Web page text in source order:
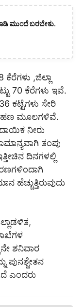
ಮುಂದೆ ಬರಬೇಕು.
,ಜಿಲ್ಲಾ
70 ಕೆರೆಗಳು ಇವೆ.
ಕಟ್ಟೆಗಳು ಸೇರಿ
ಮೂಲಗಳಿವೆ.
ನೀರು
ತಂಪು
ದಿನಗಳಲ್ಲಿ
ಹೆಚ್ಚುತ್ತಿರುವುದು
ಶನಿವಾರ
ಪುನಶ್ಚೇತನ
ಎಂದರು